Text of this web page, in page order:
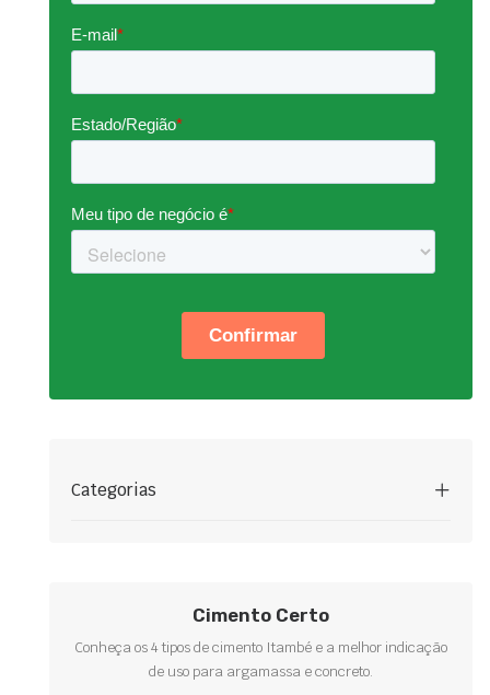
Categorias
Cimento Certo
Conheça os 4 tipos de cimento Itambé e a melhor indicação
de uso para argamassa e concreto.